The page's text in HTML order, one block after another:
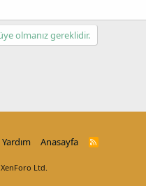
olmanız gereklidir.
Yardım Anasayfa
R
Ltd.